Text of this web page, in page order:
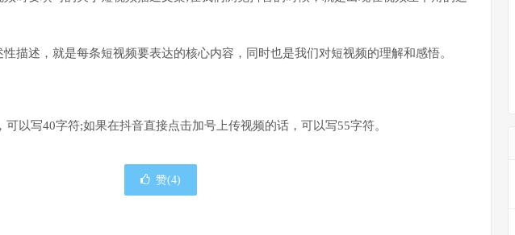
描述，就是每条短视频要表达的核心内容，同时也是我们对短视频的理解和感悟。
可以写40字符;如果在抖音直接点击加号上传视频的话，可以写55字符。
赞(4)